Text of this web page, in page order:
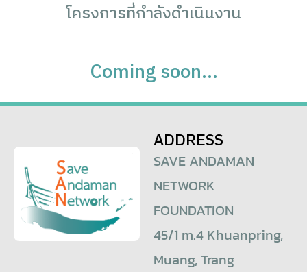
โครงการที่กำลังดำเนินงาน
Coming soon…
ADDRESS
SAVE ANDAMAN
NETWORK
FOUNDATION
45/1 m.4 Khuanpring,
Muang, Trang